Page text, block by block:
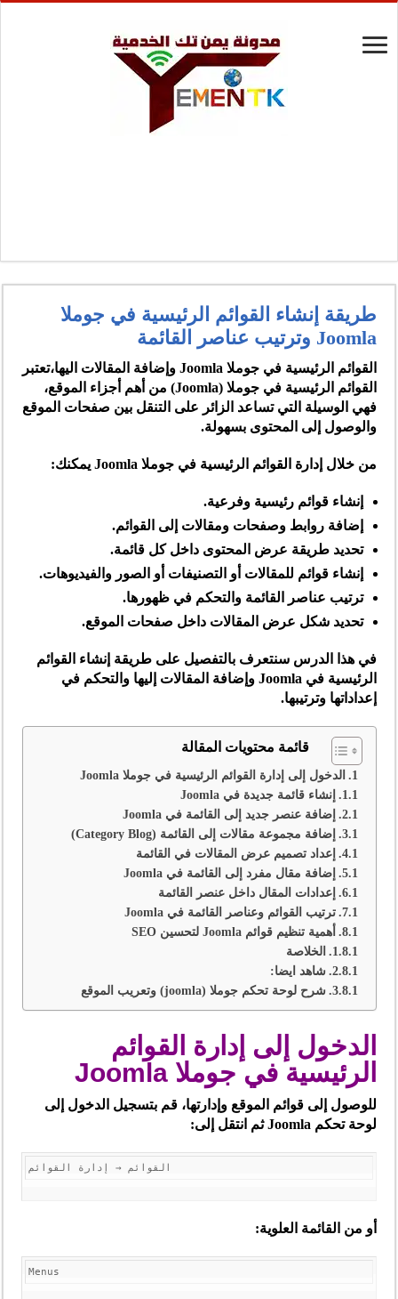
طريقة إنشاء القوائم الرئيسية في جوملا
Joomla وترتيب عناصر القائمة
القوائم الرئيسية في جوملا Joomla وإضافة المقالات اليها،تعتبر
القوائم الرئيسية في جوملا (Joomla)
من أهم أجزاء الموقع،
فهي الوسيلة التي تساعد الزائر على التنقل بين صفحات الموقع
والوصول إلى المحتوى بسهولة.
من خلال إدارة القوائم الرئيسية في جوملا Joomla يمكنك:
إنشاء قوائم رئيسية وفرعية.
إضافة روابط وصفحات ومقالات إلى القوائم.
تحديد طريقة عرض المحتوى داخل كل قائمة.
إنشاء قوائم للمقالات أو التصنيفات أو الصور والفيديوهات.
ترتيب عناصر القائمة والتحكم في ظهورها.
تحديد شكل عرض المقالات داخل صفحات الموقع.
في هذا الدرس سنتعرف بالتفصيل علىطريقة إنشاء القوائم
الرئيسية في Joomla وإضافة المقالات إليها والتحكم في
إعداداتها وترتيبها.
قائمة محتويات المقالة
الدخول إلى إدارة القوائم الرئيسية في جوملا Joomla
إنشاء قائمة جديدة في Joomla
إضافة عنصر جديد إلى القائمة في Joomla
إضافة مجموعة مقالات إلى القائمة (Category Blog)
إعداد تصميم عرض المقالات في القائمة
إضافة مقال مفرد إلى القائمة في Joomla
إعدادات المقال داخل عنصر القائمة
ترتيب القوائم وعناصر القائمة في Joomla
أهمية تنظيم قوائم Joomla لتحسين SEO
الخلاصة
شاهد ايضا:
شرح لوحة تحكم جوملا (joomla) وتعريب الموقع
الدخول إلى إدارة القوائم
الرئيسية في جوملا Joomla
للوصول إلى قوائم الموقع وإدارتها، قم بتسجيل الدخول إلى
لوحة تحكم Joomla ثم انتقل إلى:
أو من القائمة العلوية: